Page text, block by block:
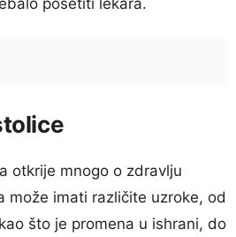
otkrije mnogo o zdravlju
može imati različite uzroke, od
što je promena u ishrani, do